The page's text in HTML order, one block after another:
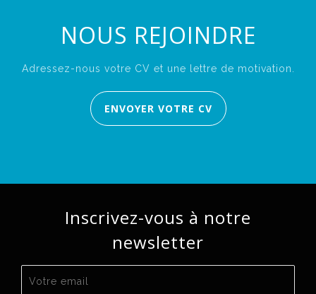
NOUS REJOINDRE
Adressez-nous votre CV et une lettre de motivation.
ENVOYER VOTRE CV
Inscrivez-vous à notre
newsletter